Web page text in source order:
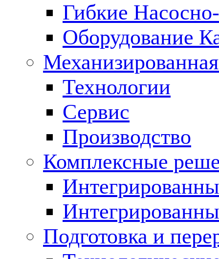
Гибкие
Оборудование
Технологии
Сервис
Производство
Комплексные
Подготовка и